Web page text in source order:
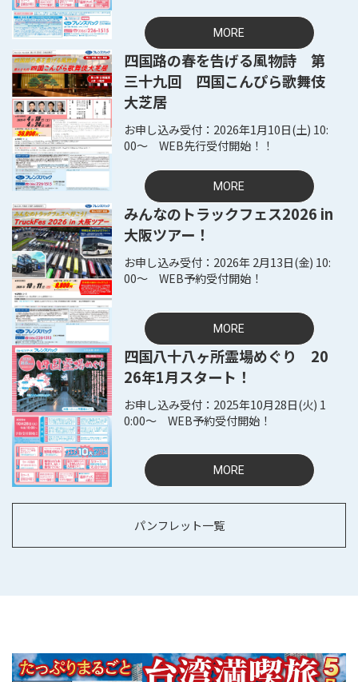
MORE
四国路の春を告げる風物詩 第
三十九回 四国こんぴら歌舞伎
大芝居
2026年1月10日(土) 10:
00～ WEB先行受付開始！！
MORE
みんなのトラックフェス2026 in
大阪ツアー！
2026年 2月13日(金) 10:
00～ WEB予約受付開始！
MORE
四国八十八ヶ所霊場めぐり 20
26年1月スタート！
2025年10月28日(火) 1
0:00～ WEB予約受付開始！
MORE
パンフレット一覧